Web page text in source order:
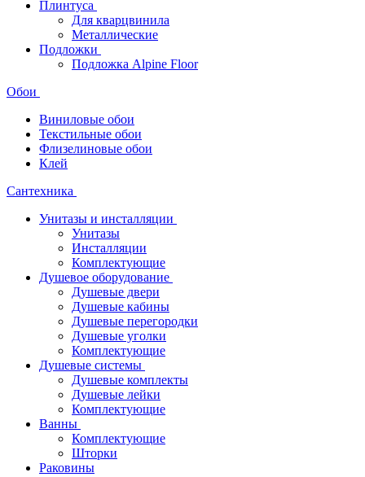
Плинтуса
Для кварцвинила
Металлические
Подложки
Подложка Alpine Floor
Обои
Виниловые обои
Текстильные обои
Флизелиновые обои
Клей
Сантехника
Унитазы и инсталляции
Унитазы
Инсталляции
Комплектующие
Душевое оборудование
Душевые двери
Душевые кабины
Душевые перегородки
Душевые уголки
Комплектующие
Душевые системы
Душевые комплекты
Душевые лейки
Комплектующие
Ванны
Комплектующие
Шторки
Раковины